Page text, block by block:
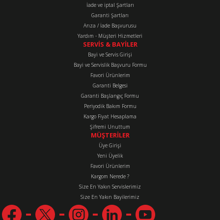
Bu ürüne benzer farklı alternatifler olmalı.
Gönder
İade ve iptal Şartları
Garanti Şartları
Arıza / İade Başvurusu
Yardım - Müşteri Hizmetleri
SERVİS & BAYİLER
Bayi ve Servis Girişi
Bayi ve Servislik Başvuru Formu
Favori Ürünlerim
Garanti Belgesi
Garanti Başlangıç Formu
Periyodik Bakım Formu
Kargo Fiyat Hesaplama
Şifremi Unuttum
MÜŞTERİLER
Üye Girişi
Yeni Üyelik
Favori Ürünlerim
Kargom Nerede ?
Size En Yakın Servislerimiz
Size En Yakın Bayilerimiz